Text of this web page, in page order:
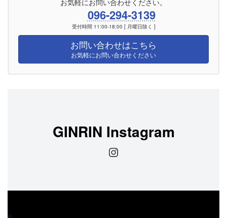
お気軽にお問い合わせください。
096-294-3139
受付時間 11:00-18:00 [ 月曜日除く ]
お問い合わせはこちら
お気軽にお問い合わせください
GINRIN Instagram
Instagram